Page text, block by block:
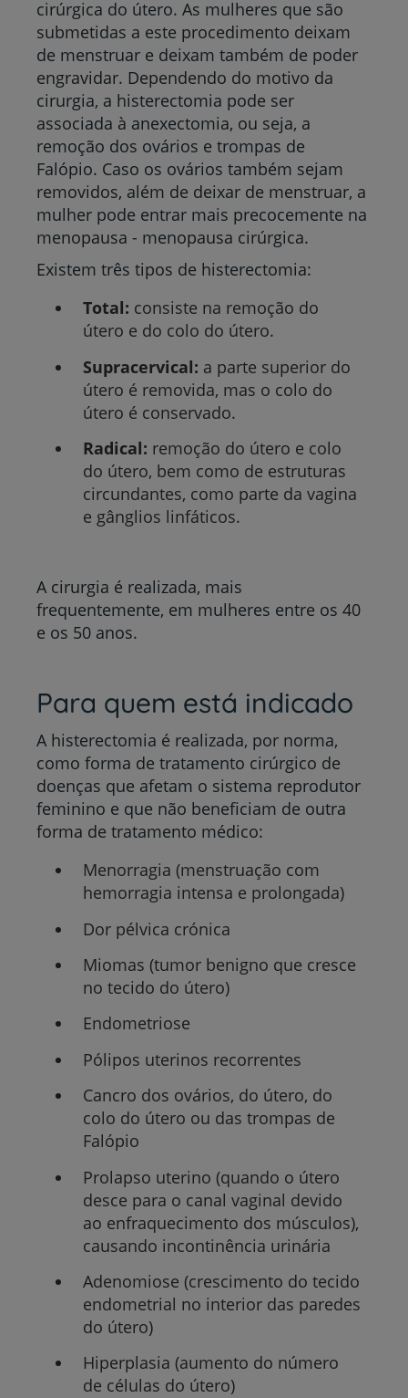
cirúrgica do útero. As mulheres que são
submetidas a este procedimento deixam
de menstruar e deixam também de poder
engravidar. Dependendo do motivo da
cirurgia, a histerectomia pode ser
associada à anexectomia, ou seja, a
remoção dos ovários e trompas de
Falópio. Caso os ovários também sejam
removidos, além de deixar de menstruar, a
mulher pode entrar mais precocemente na
menopausa - menopausa cirúrgica.
Existem três tipos de histerectomia:
Total: consiste na remoção do
útero e do colo do útero.
Supracervical: a parte superior do
útero é removida, mas o colo do
útero é conservado.
Radical: remoção do útero e colo
do útero, bem como de estruturas
circundantes, como parte da vagina
e gânglios linfáticos.
A cirurgia é realizada, mais
frequentemente, em mulheres entre os 40
e os 50 anos.
Para quem está indicado
A histerectomia é realizada, por norma,
como forma de tratamento cirúrgico de
doenças que afetam o sistema reprodutor
feminino e que não beneficiam de outra
forma de tratamento médico:
Menorragia (menstruação com
hemorragia intensa e prolongada)
Dor pélvica crónica
Miomas (tumor benigno que cresce
no tecido do útero)
Endometriose
Pólipos uterinos recorrentes
Cancro dos ovários, do útero, do
colo do útero ou das trompas de
Falópio
Prolapso uterino (quando o útero
desce para o canal vaginal devido
ao enfraquecimento dos músculos),
causando incontinência urinária
Adenomiose (crescimento do tecido
endometrial no interior das paredes
do útero)
Hiperplasia (aumento do número
de células do útero)